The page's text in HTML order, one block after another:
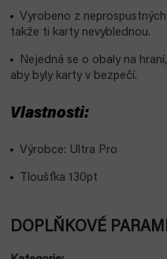
Vyrobeno z
takže ti karty nevyblednou.
Nejedná se o obaly na
aby byly karty v bezpečí.
Vlastnosti:
Výrobce: Ultra Pro
Tloušťka 130pt
DOPLŇKOVÉ